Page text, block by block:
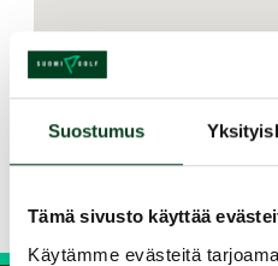
Suostumus
Tämä sivusto käyttää
Käytämme evästeitä
Jaa kurssi kaverille